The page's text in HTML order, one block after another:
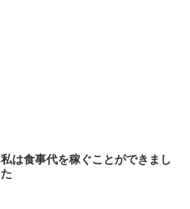
私は食事代を稼ぐことができまし
た